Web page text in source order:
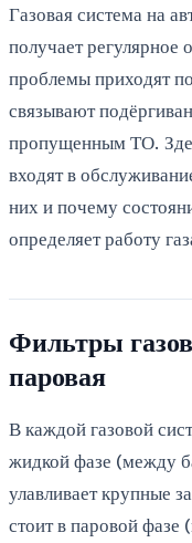
Газовая система на
получает регулярное
проблемы приходят
связывают
пропущенным ТО.
входят в
них и почему
определяет работу
Фильтры
паровая
В каждой газовой
жидкой фазе (между
улавливает крупные
стоит в паровой